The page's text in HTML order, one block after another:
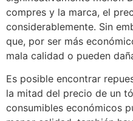
compres y la marca, el
considerablemente. Sin
que, por ser más
mala calidad o pueden
Es posible encontrar
la mitad del precio de un
consumibles económicos